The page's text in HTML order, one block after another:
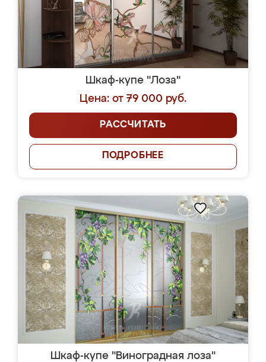
Шкаф-купе "Лоза"
Цена: от 79 000 руб.
РАССЧИТАТЬ
ПОДРОБНЕЕ
Шкаф-купе "Виноградная лоза"